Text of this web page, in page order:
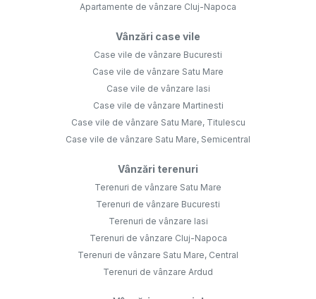
Apartamente de vânzare Cluj-Napoca
Vânzări case vile
Case vile de vânzare Bucuresti
Case vile de vânzare Satu Mare
Case vile de vânzare Iasi
Case vile de vânzare Martinesti
Case vile de vânzare Satu Mare, Titulescu
Case vile de vânzare Satu Mare, Semicentral
Vânzări terenuri
Terenuri de vânzare Satu Mare
Terenuri de vânzare Bucuresti
Terenuri de vânzare Iasi
Terenuri de vânzare Cluj-Napoca
Terenuri de vânzare Satu Mare, Central
Terenuri de vânzare Ardud